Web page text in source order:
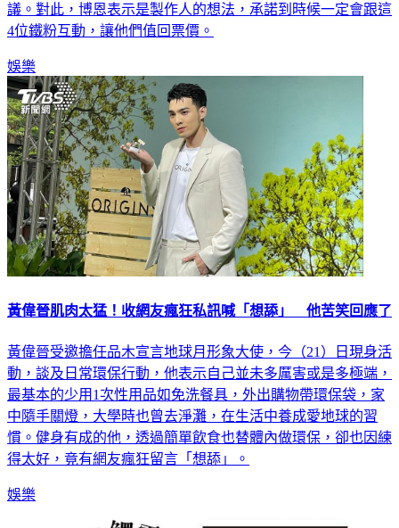
議。對此，博恩表示是製作人的想法，承諾到時候一定會跟這
4位鐵粉互動，讓他們值回票價。
娛樂
黃偉晉肌肉太猛！收網友瘋狂私訊喊「想舔」 他苦笑回應了
黃偉晉受邀擔任品木宣言地球月形象大使，今（21）日現身活
動，談及日常環保行動，他表示自己並未多厲害或是多極端，
最基本的少用1次性用品如免洗餐具，外出購物帶環保袋，家
中隨手關燈，大學時也曾去淨灘，在生活中養成愛地球的習
慣。健身有成的他，透過簡單飲食也替體內做環保，卻也因練
得太好，竟有網友瘋狂留言「想舔」。
娛樂